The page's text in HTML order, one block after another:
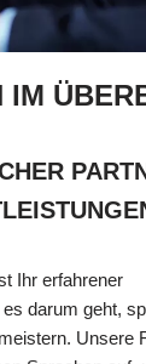
IM
Ihr erfahrener
darum geht,
Unsere